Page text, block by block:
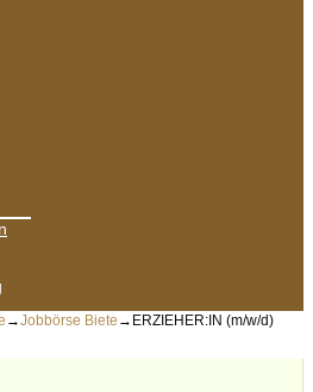
→Jobbörse Biete → ERZIEHER:IN (m/w/d)